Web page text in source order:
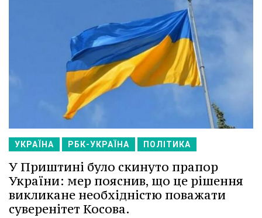
УКРАЇНА РБК-УКРАЇНА ПОЛІТИКА
У Приштині було скинуто прапор
України: мер пояснив, що це рішення
викликане необхідністю поважати
суверенітет Косова.